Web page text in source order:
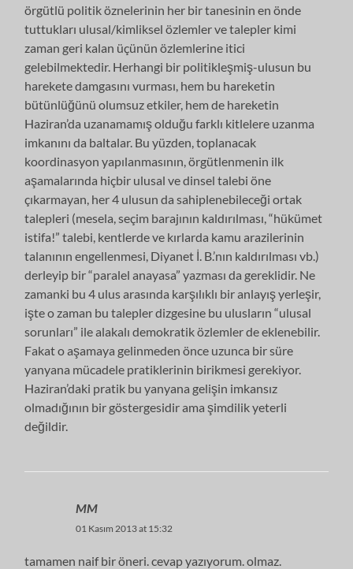
örgütlü politik öznelerinin her bir tanesinin en önde
tuttukları ulusal/kimliksel özlemler ve talepler kimi
zaman geri kalan üçünün özlemlerine itici
gelebilmektedir. Herhangi bir politikleşmiş-ulusun bu
harekete damgasını vurması, hem bu hareketin
bütünlüğünü olumsuz etkiler, hem de hareketin
Haziran’da uzanamamış olduğu farklı kitlelere uzanma
imkanını da baltalar. Bu yüzden, toplanacak
koordinasyon yapılanmasının, örgütlenmenin ilk
aşamalarında hiçbir ulusal ve dinsel talebi öne
çıkarmayan, her 4 ulusun da sahiplenebileceği ortak
talepleri (mesela, seçim barajının kaldırılması, “hükümet
istifa!” talebi, kentlerde ve kırlarda kamu arazilerinin
talanının engellenmesi, Diyanet İ. B.’nın kaldırılması vb.)
derleyip bir “paralel anayasa” yazması da gereklidir. Ne
zamanki bu 4 ulus arasında karşılıklı bir anlayış yerleşir,
işte o zaman bu talepler dizgesine bu ulusların “ulusal
sorunları” ile alakalı demokratik özlemler de eklenebilir.
Fakat o aşamaya gelinmeden önce uzunca bir süre
yanyana mücadele pratiklerinin birikmesi gerekiyor.
Haziran’daki pratik bu yanyana gelişin imkansız
olmadığının bir göstergesidir ama şimdilik yeterli
değildir.
MM
01 Kasım 2013 at 15:32
tamamen naif bir öneri. cevap yazıyorum. olmaz.